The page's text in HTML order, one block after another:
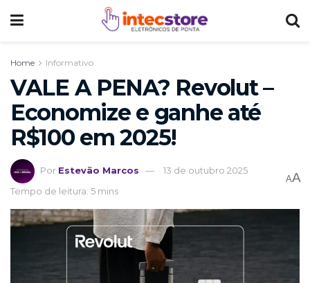
Home Informativo
VALE A PENA? Revolut –
Economize e ganhe até
R$100 em 2025!
Por Estevão Marcos
13 de outubro 2025
Tempo de leitura: 5 mins
AA